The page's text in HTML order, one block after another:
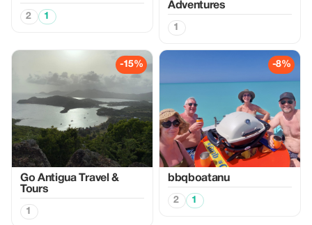
2 1
Adventures
1
-15%
Go Antigua Travel &
Tours
1
-8%
bbqboatanu
2 1